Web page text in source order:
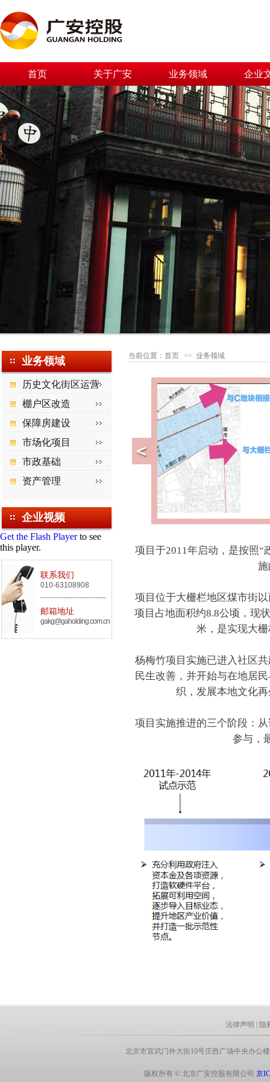
首页 关于广安 业务领域 企业
业务领域
历史文化街区运营
棚户区改造
保障房建设
市场化项目
市政基础
资产管理
企业视频
Get the Flash Playerto see
this player.
联系我们
010-63108908
邮箱地址
gakg@gaholding.com.cn
当前位置： 首页 >> 业务领域
项目于2011年启动，是按照“
项目位于大栅栏地区煤市街
项目占地面积约8.8公顷，现
米，是实现大
杨梅竹项目实施已进入社区
民生改善，并开始与在地居
织，发展本地文化
项目实施推进的三个阶段：
参与，
法律声明 隐
北京市宣武门外大街10号庄胜广场中央办公
版权所有 © 北京广安控股有限公司京